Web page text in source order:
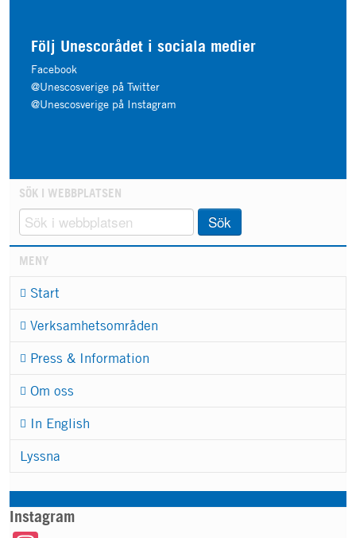
Följ Unescorådet i sociala medier
Facebook
@Unescosverige på Twitter
@Unescosverige på Instagram
SÖK I WEBBPLATSEN
Sök
MENY
Start
Verksamhetsområden
Press & Information
Om oss
In English
Lyssna
Instagram